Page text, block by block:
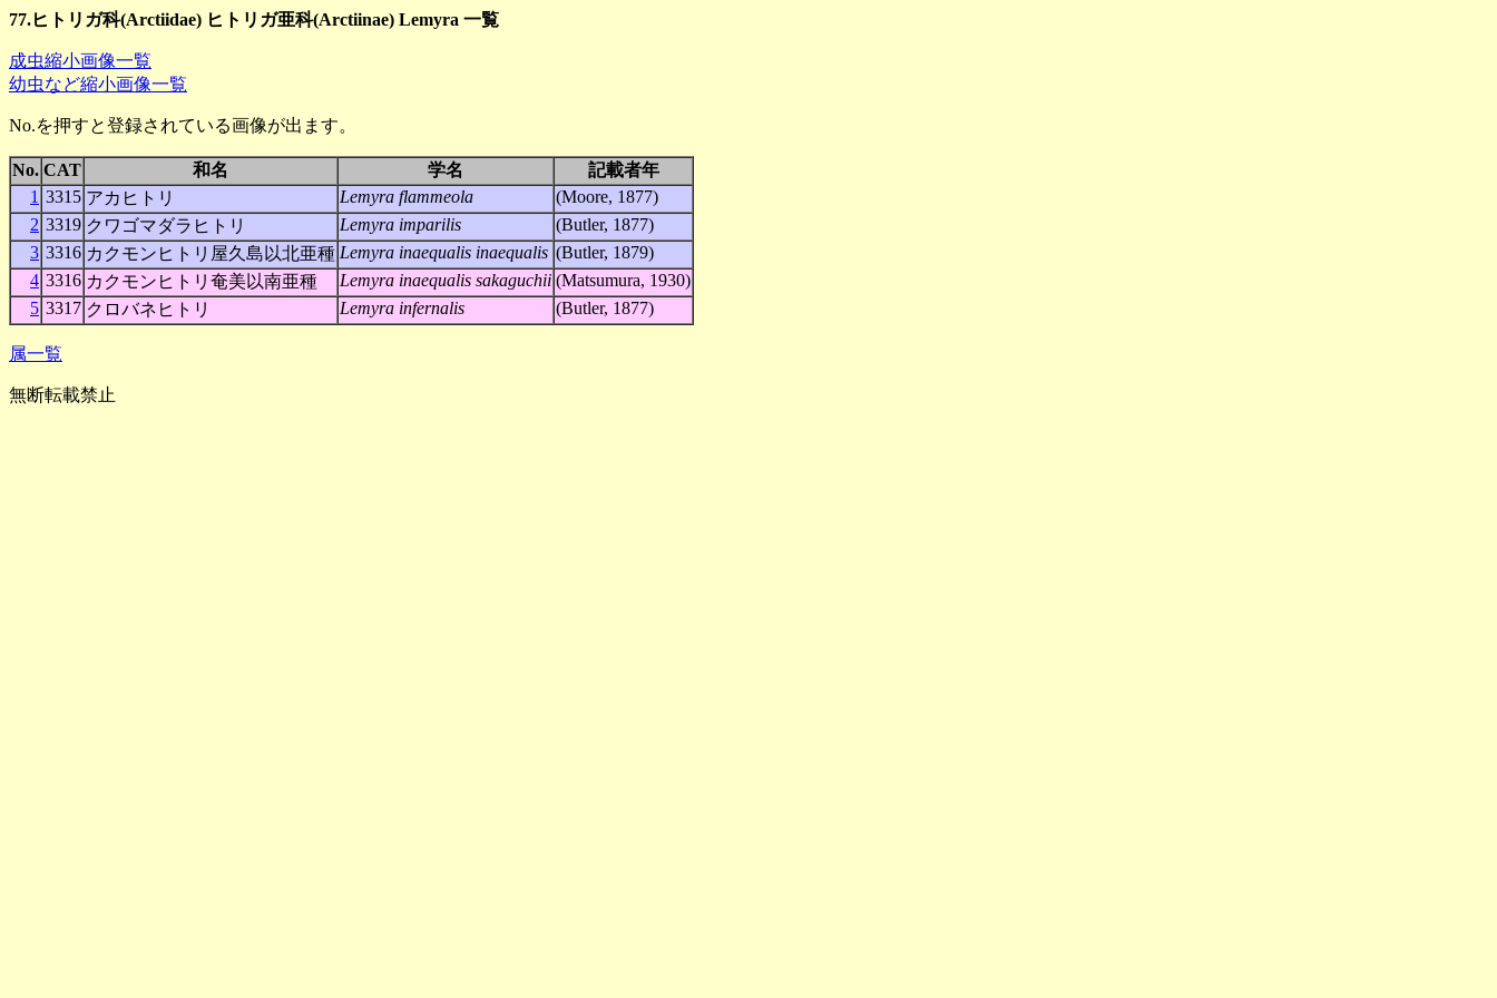
77.ヒトリガ科(Arctiidae) ヒトリガ亜科(Arctiinae) Lemyra 一覧
成虫縮小画像一覧
幼虫など縮小画像一覧
No.を押すと登録されている画像が出ます。
No. CAT 和名 学名
記載者年
1 3315 アカヒトリ Lemyra flammeola
(Moore, 1877)
2 3319 クワゴマダラヒトリ Lemyra imparilis
(Butler, 1877)
3 3316 カクモンヒトリ屋久島以北亜種 Lemyra inaequalis inaequalis (Butler, 1879)
4 3316 カクモンヒトリ奄美以南亜種 Lemyra inaequalis sakaguchii (Matsumura, 1930)
5 3317 クロバネヒトリ Lemyra infernalis (Butler, 1877)
属一覧
無断転載禁止